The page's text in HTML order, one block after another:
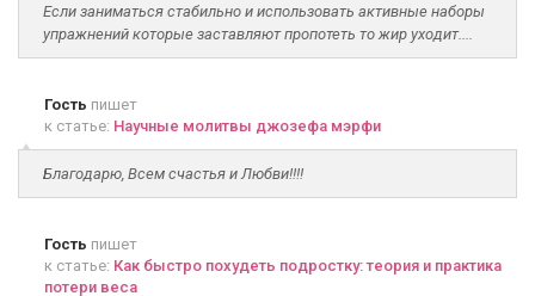
Если заниматься стабильно и использовать активные наборы
упражнений которые заставляют пропотеть то жир уходит....
Гость пишет
к статье: Научные молитвы джозефа мэрфи
Благодарю, Всем счастья и Любви!!!!
Гость пишет
к статье: Как быстро похудеть подростку: теория и практика
потери веса